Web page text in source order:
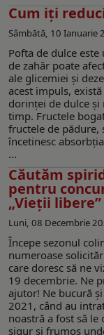
Cum iți
Sâmbătă, 10 Ianuarie
Pofta de dulce
de zahăr poate
ale glicemiei și
acest impuls,
dorinței de dulce
timp. Fructele
fructele de pădure,
încetinesc
...
Căutăm
pentru
„Vieţii libere”
Luni, 08 Decembrie
Începe sezonul
numeroase
care doresc să ne
19 decembrie. Ne
ajutor! Ne bucură
2021, când au
noastră a fost să
sigur şi frumos